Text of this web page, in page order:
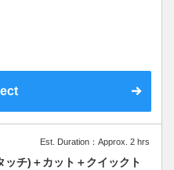
Est. Duration：Approx. 2 hrs
ッチ)＋カット＋クイックト